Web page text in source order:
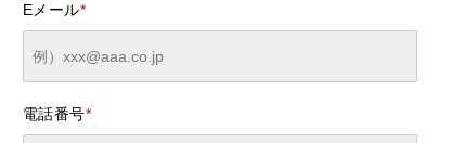
Eメール*
電話番号*